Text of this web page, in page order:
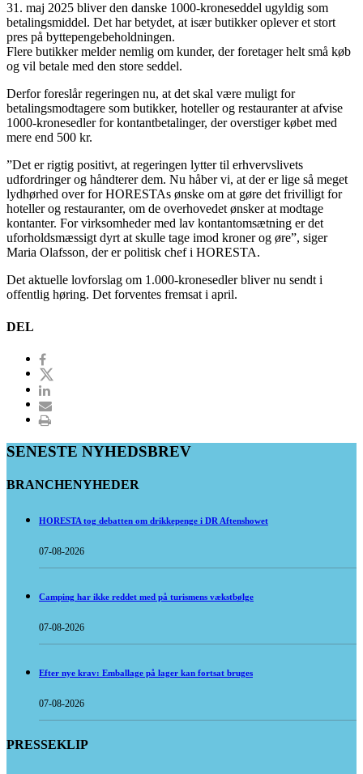
31. maj 2025 bliver den danske 1000-kroneseddel ugyldig som
betalingsmiddel. Det har betydet, at især butikker oplever et stort
pres på byttepengebeholdningen.
Flere butikker melder nemlig om kunder, der foretager helt små køb
og vil betale med den store seddel.
Derfor foreslår regeringen nu, at det skal være muligt for
betalingsmodtagere som butikker, hoteller og restauranter at afvise
1000-kronesedler for kontantbetalinger, der overstiger købet med
mere end 500 kr.
”Det er rigtig positivt, at regeringen lytter til erhvervslivets
udfordringer og håndterer dem. Nu håber vi, at der er lige så meget
lydhørhed over for HORESTAs ønske om at gøre det frivilligt for
hoteller og restauranter, om de overhovedet ønsker at modtage
kontanter. For virksomheder med lav kontantomsætning er det
uforholdsmæssigt dyrt at skulle tage imod kroner og øre”, siger
Maria Olafsson, der er politisk chef i HORESTA.
Det aktuelle lovforslag om 1.000-kronesedler bliver nu sendt i
offentlig høring. Det forventes fremsat i april.
DEL
SENESTE NYHEDSBREV
BRANCHENYHEDER
HORESTA tog debatten om drikkepenge i DR Aftenshowet
07-08-2026
Camping har ikke reddet med på turismens vækstbølge
07-08-2026
Efter nye krav: Emballage på lager kan fortsat bruges
07-08-2026
PRESSEKLIP